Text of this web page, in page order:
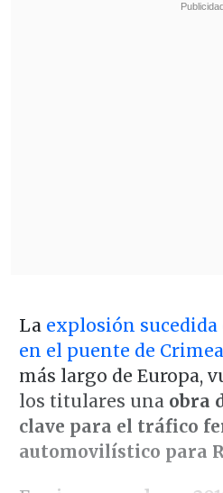
La explosión sucedida
en el puente de Crimea
más largo de Europa,
los titulares unaobra
clave para el tráfico
automovilístico para